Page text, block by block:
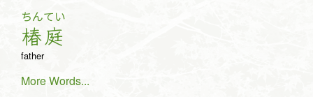
ちん
椿
てい
庭
father
More Words...